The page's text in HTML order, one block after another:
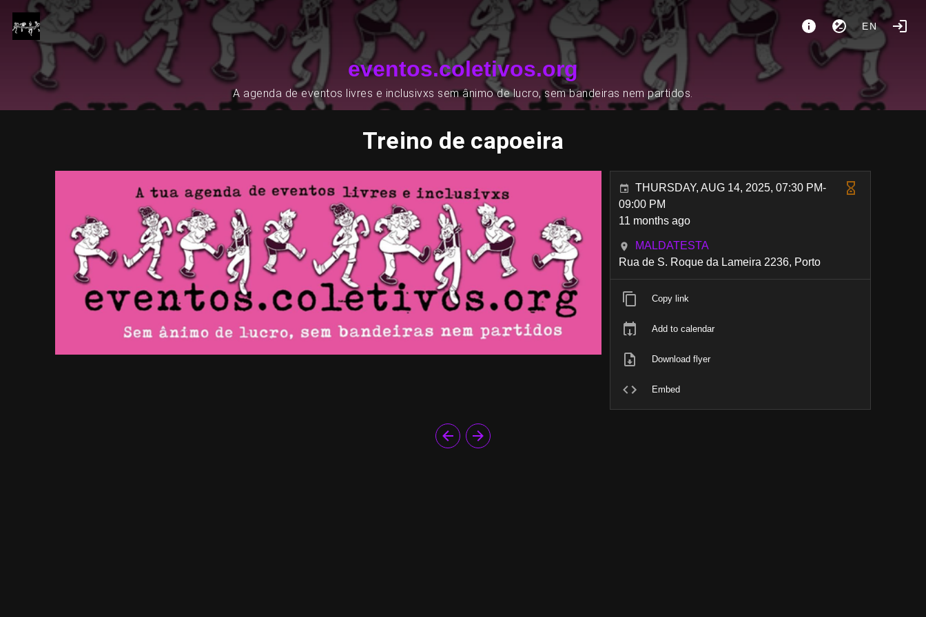
EN
eventos.coletivos.org
A agenda de eventos livres e inclusivxs sem ânimo de lucro, sem bandeiras nem partidos.
Treino de capoeira
THURSDAY, AUG 14, 2025, 07:30 PM-
09:00 PM
11 months ago
MALDATESTA
Rua de S. Roque da Lameira 2236, Porto
Copy link
Add to calendar
Download flyer
Embed